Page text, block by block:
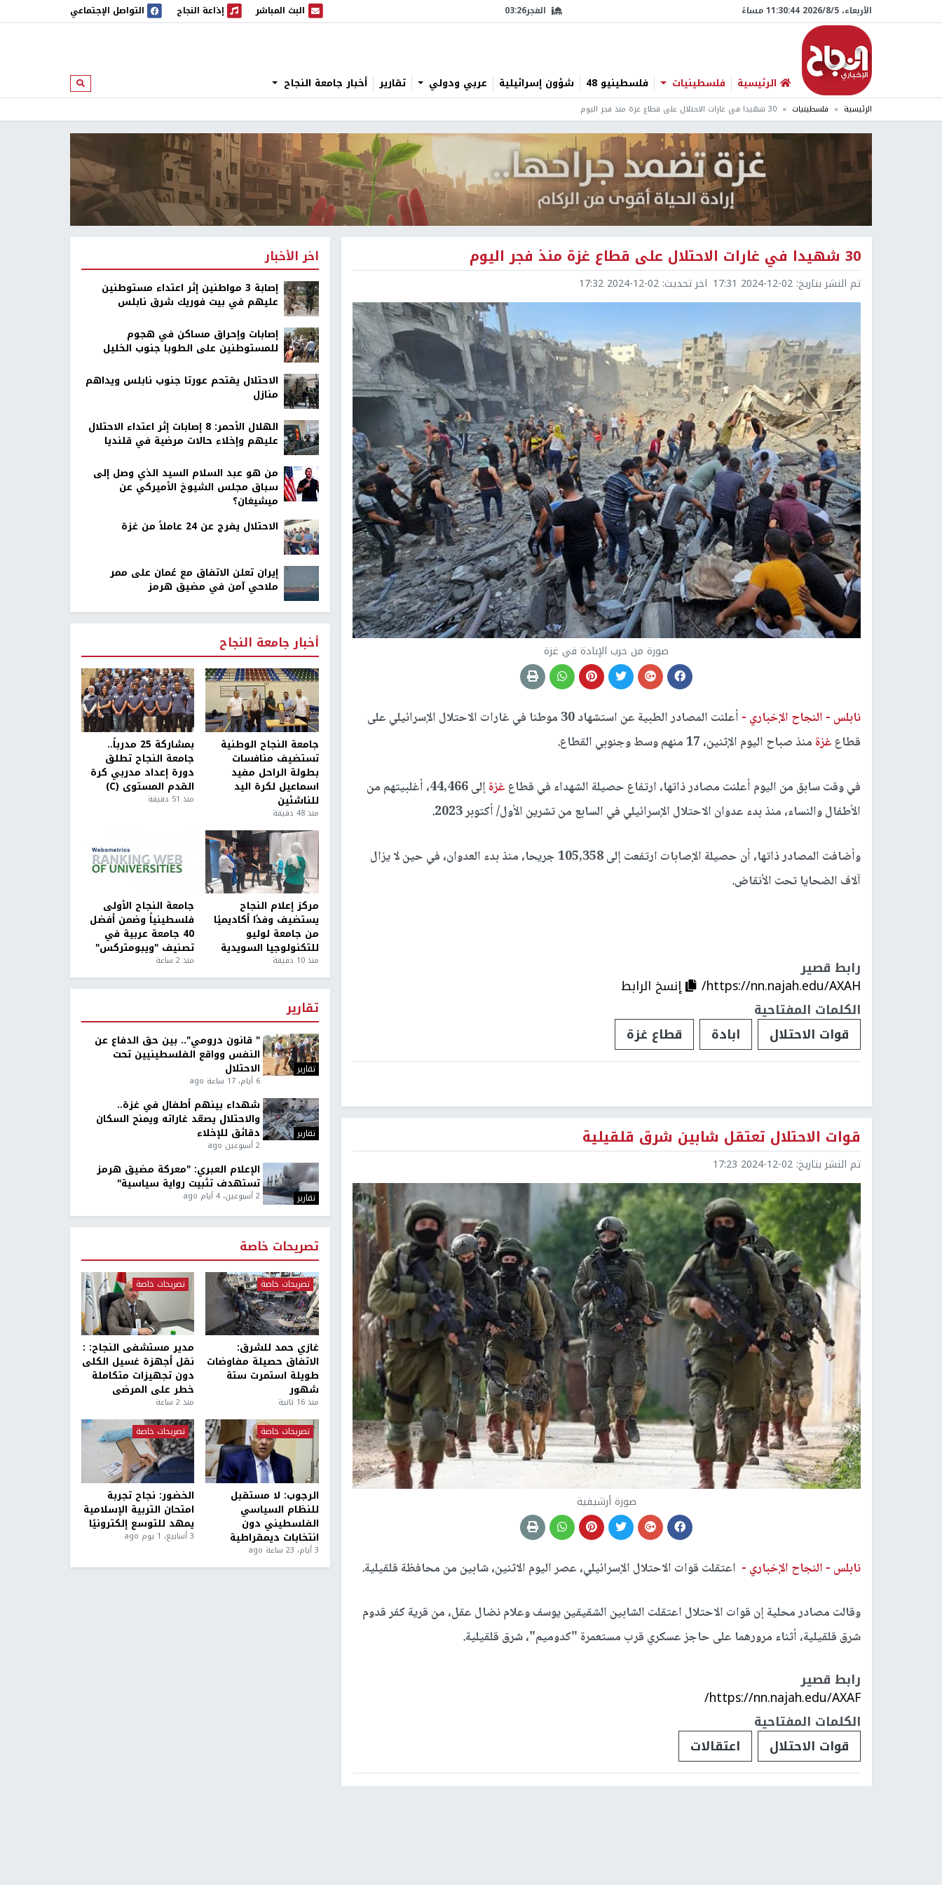
الأربعاء، 5/‏8/‏2026 11:30:45 مساءً الفجر03:26 البث المباشر
البث المباشر إذاعة النجاح
إذاعة النجاح التواصل الإجتماعي
الرئيسية فلسطينيات فلسطينيو 48 شؤون إسرائيلية عربي ودولي تقارير أخبار جامعة النجاح ابحث
الرئيسية فلسطينيات 30 شهيدا في غارات الاحتلال على قطاع غزة منذ فجر اليوم
30 شهيدا في غارات الاحتلال على قطاع غزة منذ فجر اليوم
تم النشر بتاريخ: 2024-12-02 17:31 اخر تحديث: 2024-12-02 17:32
صورة من حرب الإبادة في غزة
نابلس - النجاح الإخباري -
أعلنت المصادر الطبية عن استشهاد 30 موطنا في غارات الاحتلال الإسرائيلي على
قطاع غزة منذ صباح اليوم الإثنين، 17 منهم وسط وجنوبي القطاع.
في وقت سابق من اليوم أعلنت مصادر ذاتها، ارتفاع حصيلة الشهداء في قطاع غزة
إلى 44,466، أغلبيتهم من
الأطفال والنساء، منذ بدء عدوان الاحتلال الإسرائيلي في السابع من تشرين الأول/ أكتوبر 2023.
وأضافت المصادر ذاتها، أن حصيلة الإصابات ارتفعت إلى 105,358 جريحا، منذ بدء العدوان، في حين لا يزال
آلاف الضحايا تحت الأنقاض.
رابط قصير
https://nn.najah.edu/AXAH/
إنسخ الرابط
الكلمات المفتاحية
قوات الاحتلال
ابادة قطاع غزة
قوات الاحتلال تعتقل شابين شرق قلقيلية
تم النشر بتاريخ: 2024-12-02 17:23
صورة أرشيفية
نابلس - النجاح الإخباري - اعتقلت قوات الاحتلال الإسرائيلي، عصر اليوم الاثنين، شابين من محافظة قلقيلية.
وقالت مصادر محلية إن قوات الاحتلال اعتقلت الشابين الشقيقين يوسف وعلام نضال عقل، من قرية كفر قدوم
شرق قلقيلية، أثناء مرورهما على حاجز عسكري قرب مستعمرة "كدوميم"، شرق قلقيلية.
رابط قصير
https://nn.najah.edu/AXAF/
الكلمات المفتاحية
قوات الاحتلال
اعتقالات
اخر الأخبار
إصابة 3 مواطنين إثر اعتداء مستوطنين
عليهم في بيت فوريك شرق نابلس
إصابات وإحراق مساكن في هجوم
للمستوطنين على الطوبا جنوب الخليل
الاحتلال يقتحم عورتا جنوب نابلس ويداهم
منازل
الهلال الأحمر: 8 إصابات إثر اعتداء الاحتلال
عليهم وإخلاء حالات مرضية في قلنديا
من هو عبد السلام السيد الذي وصل إلى
سباق مجلس الشيوخ الأميركي عن
ميشيغان؟
الاحتلال يفرج عن 24 عاملاً من غزة
إيران تعلن الاتفاق مع عُمان على ممر
ملاحي آمن في مضيق هرمز
أخبار جامعة النجاح
جامعة النجاح الوطنية
تستضيف منافسات
بطولة الراحل مفيد
اسماعيل لكرة اليد
للناشئين
منذ 48 دقيقة
بمشاركة 25 مدرباً..
جامعة النجاح تطلق
دورة إعداد مدربي كرة
القدم المستوى (C)
منذ 51 دقيقة
مركز إعلام النجاح
يستضيف وفدًا أكاديميًا
من جامعة لوليو
للتكنولوجيا السويدية
منذ 10 دقيقة
جامعة النجاح الأولى
فلسطينياً وضمن أفضل
40 جامعة عربية في
تصنيف "ويبومتركس"
منذ 2 ساعة
تقارير
تقارير
" قانون درومي".. بين حق الدفاع عن
النفس وواقع الفلسطينيين تحت
الاحتلال
6 أيام، 17 ساعة ago
تقارير
شهداء بينهم أطفال في غزة..
والاحتلال يصعّد غاراته ويمنح السكان
دقائق للإخلاء
2 أسبوعين ago
تقارير
الإعلام العبري: "معركة مضيق هرمز
تستهدف تثبيت رواية سياسية"
2 أسبوعين، 4 أيام ago
تصريحات خاصة
تصريحات خاصة
غازي حمد للشرق:
الاتفاق حصيلة مفاوضات
طويلة استمرت ستة
شهور
منذ 16 ثانية
تصريحات خاصة
مدير مستشفى النجاح: :
نقل أجهزة غسيل الكلى
دون تجهيزات متكاملة
خطر على المرضى
منذ 2 ساعة
تصريحات خاصة
الرجوب: لا مستقبل
للنظام السياسي
الفلسطيني دون
انتخابات ديمقراطية
3 أيام، 23 ساعة ago
تصريحات خاصة
الخضور: نجاح تجربة
امتحان التربية الإسلامية
يمهد للتوسع إلكترونيًا
3 أسابيع، 1 يوم ago